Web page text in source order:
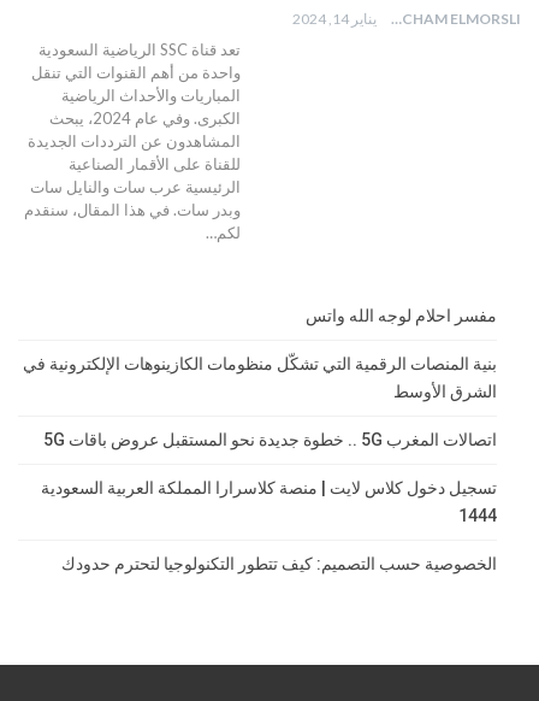
HICHAM ELMORSLI يناير 14, 2024
تعد قناة SSC الرياضية السعودية
واحدة من أهم القنوات التي تنقل
المباريات والأحداث الرياضية
الكبرى. وفي عام 2024، يبحث
المشاهدون عن الترددات الجديدة
للقناة على الأقمار الصناعية
الرئيسية عرب سات والنايل سات
وبدر سات. في هذا المقال، سنقدم
لكم…
مفسر احلام لوجه الله واتس
بنية المنصات الرقمية التي تشكّل منظومات الكازينوهات الإلكترونية في
الشرق الأوسط
اتصالات المغرب 5G .. خطوة جديدة نحو المستقبل عروض باقات 5G
تسجيل دخول كلاس لايت | منصة كلاسرارا المملكة العربية السعودية
1444
الخصوصية حسب التصميم: كيف تتطور التكنولوجيا لتحترم حدودك